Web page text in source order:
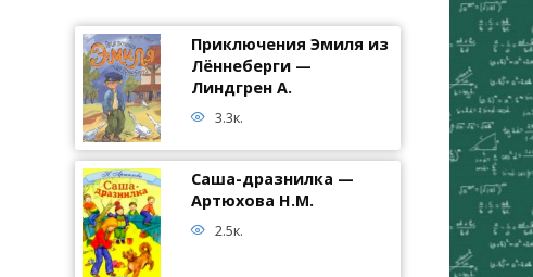
Приключения Эмиля из
Лённеберги —
Линдгрен А.
3.3к.
Саша-дразнилка —
Артюхова Н.М.
2.5к.